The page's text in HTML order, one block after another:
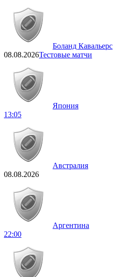
Боланд Кавальерс
08.08.2026Тестовые матчи
Япония
13:05
Австралия
08.08.2026
Аргентина
22:00